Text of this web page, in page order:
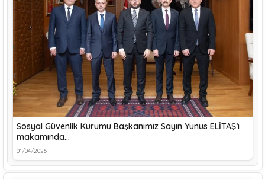
Sosyal Güvenlik Kurumu Başkanımız Sayın Yunus ELİTAŞ’ı
makamında…
01/04/2026